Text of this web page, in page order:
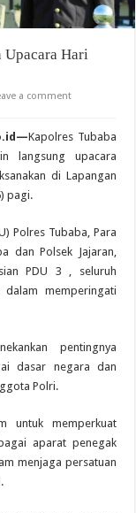
Upacara Hari
a comment
Kapolres Tubaba
langsung upacara
di Lapangan
pagi.
Polres Tubaba, Para
dan Polsek Jajaran,
PDU 3 , seluruh
dalam memperingati
pentingnya
dasar negara dan
Polri.
untuk memperkuat
aparat penegak
menjaga persatuan